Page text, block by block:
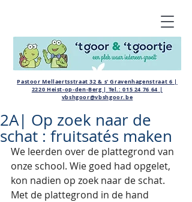
Pastoor Mellaertsstraat 32 & s' Gravenhagenstraat 6 |
2220 Heist-op-den-Berg | Tel.:015 24 76 64 |
vbshgoor@vbshgoor.be
2A| Op zoek naar de
schat : fruitsatés maken
We leerden over de plattegrond van
onze school. Wie goed had opgelet,
kon nadien op zoek naar de schat.
Met de plattegrond in de hand